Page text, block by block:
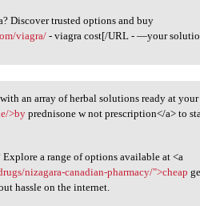
Discover trusted options and buy
viagra/ - viagra cost[/URL - —your
an array of herbal solutions ready at
>by prednisone w not prescription</a> to
Explore a range of options available at <a
nizagara-canadian-pharmacy/">cheap
hassle on the internet.